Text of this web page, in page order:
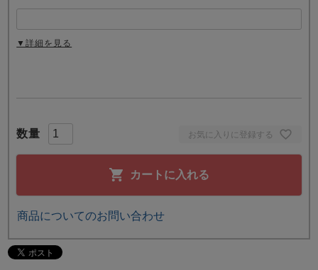
お気に入りに登録する
カートに入れる
▼詳細を見る
商品についてのお問い合わせ